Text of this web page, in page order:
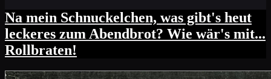
Na mein Schnuckelchen, was gibt's heut
leckeres zum Abendbrot? Wie wär's mit...
Rollbraten!